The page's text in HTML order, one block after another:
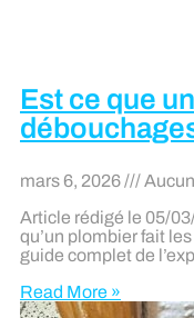
Est ce que
mars 6, 2026
Article rédigé le 05/
qu’un plombier fait
guide complet de
Read More »